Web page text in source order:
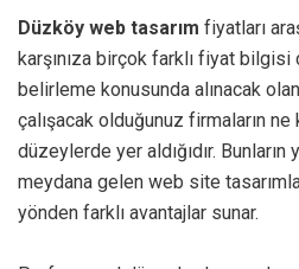
Düzköy web tasarım fiyatları
karşınıza birçok farklı fiyat
belirleme konusunda alınacak
çalışacak olduğunuz firmaların
düzeylerde yer aldığıdır.
meydana gelen web site
yönden farklı avantajlar sunar.